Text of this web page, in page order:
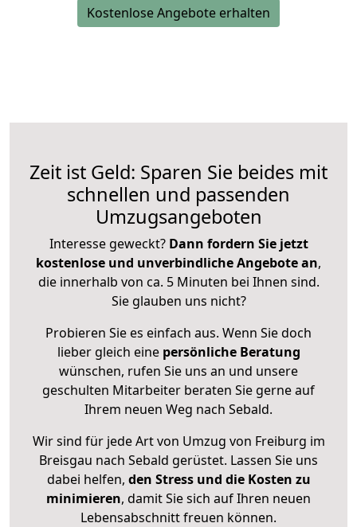
Kostenlose Angebote erhalten
Zeit ist Geld: Sparen Sie beides mit
schnellen und passenden
Umzugsangeboten
Interesse geweckt? Dann fordern Sie jetzt
kostenlose und unverbindliche Angebote an,
die innerhalb von ca. 5 Minuten bei Ihnen sind.
Sie glauben uns nicht?
Probieren Sie es einfach aus. Wenn Sie doch
lieber gleich eine persönliche Beratung
wünschen, rufen Sie uns an und unsere
geschulten Mitarbeiter beraten Sie gerne auf
Ihrem neuen Weg nach Sebald.
Wir sind für jede Art von Umzug von Freiburg im
Breisgau nach Sebald gerüstet. Lassen Sie uns
dabei helfen, den Stress und die Kosten zu
minimieren, damit Sie sich auf Ihren neuen
Lebensabschnitt freuen können.